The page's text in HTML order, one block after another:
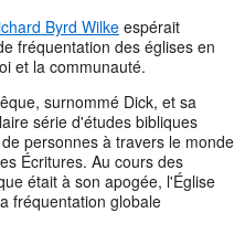
Byrd Wilkeespérait
fréquentation des églises en
et la communauté.
surnommé Dick, et sa
série d'études bibliques
personnes à travers le monde
Écritures. Au cours des
était à son apogée, l'Église
fréquentation globale